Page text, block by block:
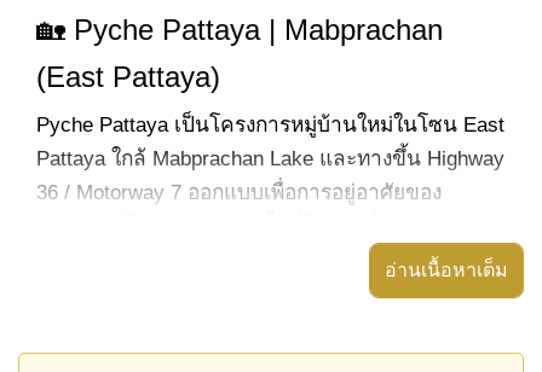
🏡 Pyche Pattaya | Mabprachan
(East Pattaya)
Pyche Pattaya เป็นโครงการหมู่บ้านใหม่ในโซน East
Pattaya ใกล้ Mabprachan Lake และทางขึ้น Highway
36 / Motorway 7 ออกแบบเพื่อการอยู่อาศัยของ
พร้อมสวนส่วนตัว และบรรยากาศชุมชนที่เป็นระเบียบ
อ่านเนื้อหาเต็ม